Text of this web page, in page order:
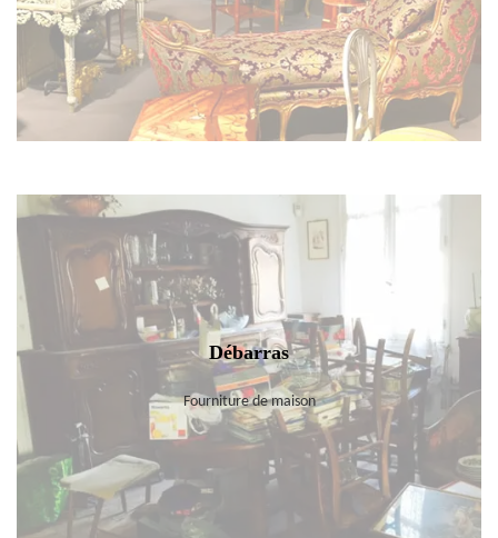
Débarras
Fourniture de maison